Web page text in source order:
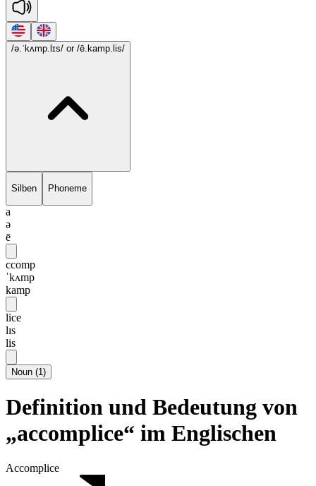
/ə.ˈkʌmp.lɪs/ or /ē.kamp.lis/
Silben Phoneme
a
ə
ē
ccomp
ˈkʌmp
kamp
lice
lɪs
lis
Noun (1)
Definition und Bedeutung von
„accomplice“ im Englischen
Accomplice